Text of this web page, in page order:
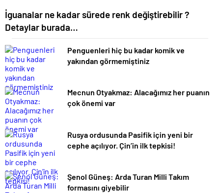
İguanalar ne kadar sürede renk değiştirebilir ?
Detaylar burada…
Penguenleri hiç bu kadar komik ve
yakından görmemiştiniz
Mecnun Otyakmaz: Alacağımız her puanın
çok önemi var
Rusya ordusunda Pasifik için yeni bir
cephe açılıyor. Çin’in ilk tepkisi!
Şenol Güneş: Arda Turan Milli Takım
formasını giyebilir